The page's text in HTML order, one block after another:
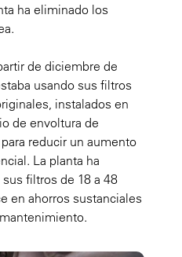
ha eliminado los
de diciembre de
usando sus filtros
instalados en
de envoltura de
reducir un aumento
La planta ha
filtros de 18 a 48
en ahorros sustanciales